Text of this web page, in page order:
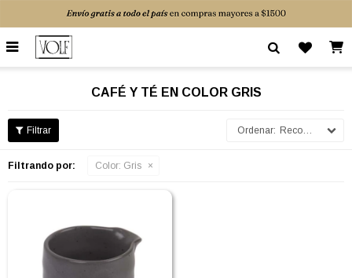

CAFÉ Y TÉ EN COLOR GRIS
Recomendados
Filtrando por: Color: Gris